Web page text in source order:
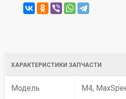
ХАРАКТЕРИСТИКИ ЗАПЧАСТИ
Модель M4,